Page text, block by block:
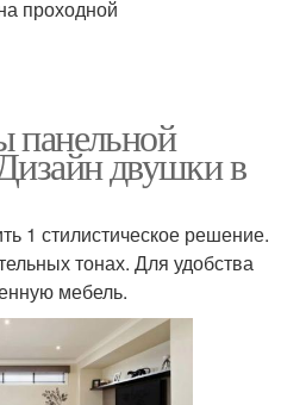
проходной
панельной
двушки в
1 стилистическое решение.
тонах. Для удобства
мебель.